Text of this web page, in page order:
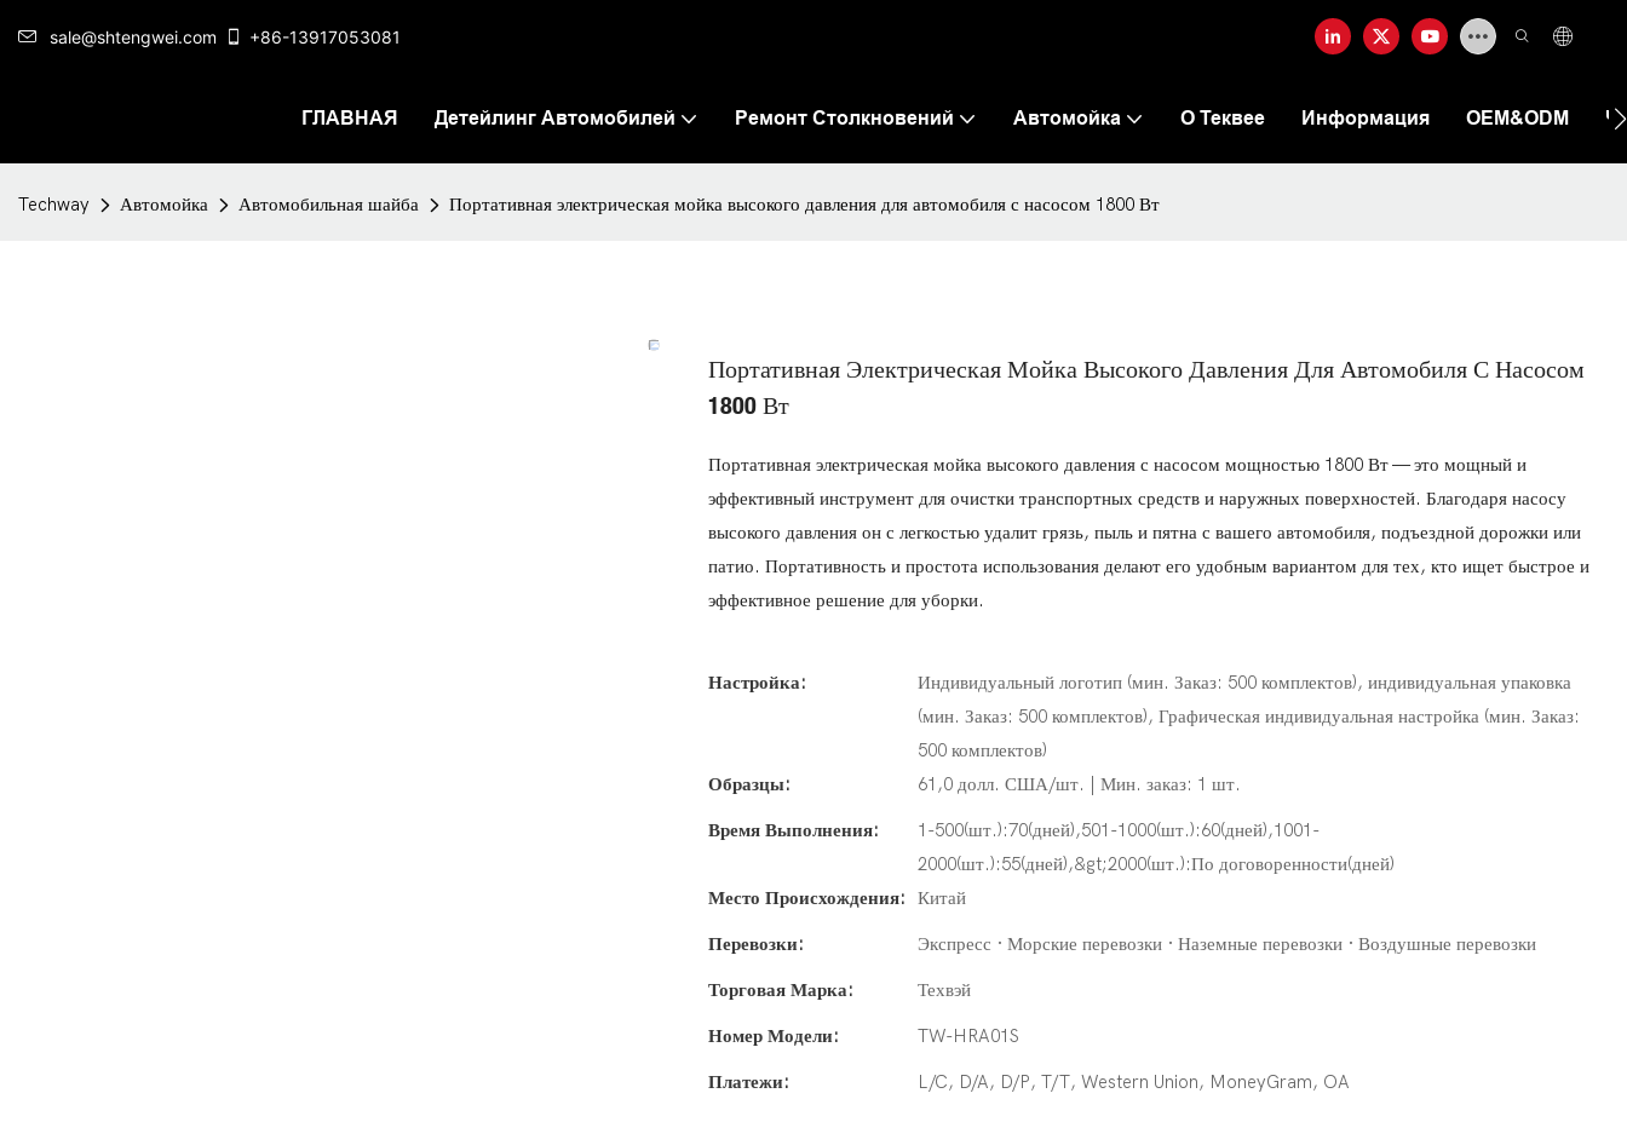
sale@shtengwei.com +86-13917053081
ГЛАВНАЯ Детейлинг Автомобилей Ремонт Столкновений Автомойка О Теквее Информация OEM&ODM
Techway Автомойка Автомобильная шайба Портативная электрическая мойка высокого давления для автомобиля с насосом 1800 Вт
Портативная Электрическая Мойка Высокого Давления Для Автомобиля С Насосом
1800 Вт
Портативная электрическая мойка высокого давления с насосом мощностью 1800 Вт — это мощный и
эффективный инструмент для очистки транспортных средств и наружных поверхностей. Благодаря насосу
высокого давления он с легкостью удалит грязь, пыль и пятна с вашего автомобиля, подъездной дорожки или
патио. Портативность и простота использования делают его удобным вариантом для тех, кто ищет быстрое и
эффективное решение для уборки.
Настройка:
Индивидуальный логотип (мин. Заказ: 500 комплектов), индивидуальная упаковка
(мин. Заказ: 500 комплектов), Графическая индивидуальная настройка (мин. Заказ:
500 комплектов)
Образцы:
61,0 долл. США/шт. | Мин. заказ: 1 шт.
Время Выполнения:
1-500(шт.):70(дней),501-1000(шт.):60(дней),1001-
2000(шт.):55(дней),&gt;2000(шт.):По договоренности(дней)
Место Происхождения:
Китай
Перевозки: Экспресс · Морские перевозки · Наземные перевозки · Воздушные перевозки
Торговая Марка: Техвэй
Номер Модели: TW-HRA01S
Платежи: L/C, D/A, D/P, T/T, Western Union, MoneyGram, OA